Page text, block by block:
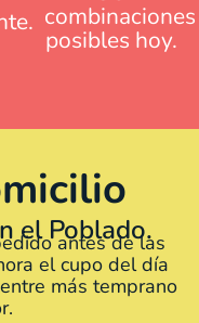
combinaciones
posibles hoy.
el Poblado.
antes de las
el cupo del día
más temprano